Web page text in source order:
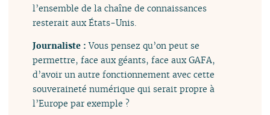
l’ensemble de la chaîne de connaissances
resterait aux États-Unis.
Journaliste :Vous pensez qu’on peut se
permettre, face aux géants, face aux GAFA,
d’avoir un autre fonctionnement avec cette
souveraineté numérique qui serait propre à
l’Europe par exemple ?